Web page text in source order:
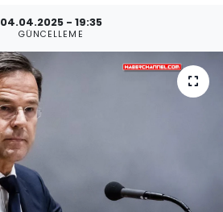
04.04.2025 - 19:35
GÜNCELLEME